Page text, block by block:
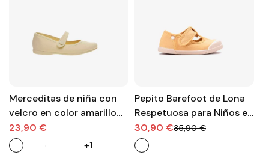
Merceditas de niña con
velcro en color amarillo
de Batila
23,90 €
+1
Pepito Barefoot de Lona
Respetuosa para Niños en
color amarillo – Marca
Igor
30,90 €35,90 €